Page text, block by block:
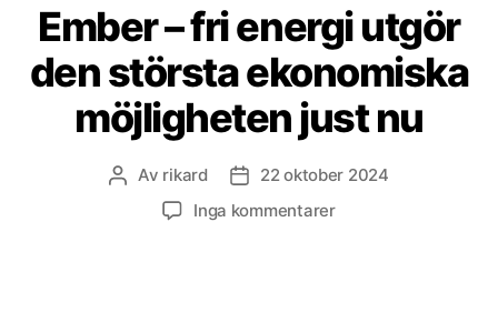
Ember – fri energi utgör
den största ekonomiska
möjligheten just nu
Inläggsförfattare
Av rikard Inläggsdatum
22 oktober 2024
Inga kommentarertill